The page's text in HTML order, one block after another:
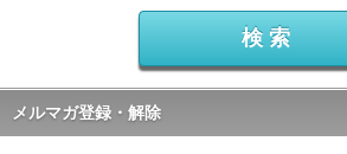
メルマガ登録・解除